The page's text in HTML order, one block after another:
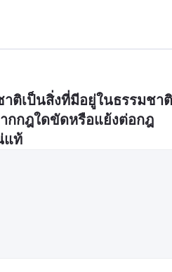
ติเป็นสิ่งที่มีอยู่ในธรรมชาติ
กกฎใดขัดหรือแย้งต่อกฎ
แท้